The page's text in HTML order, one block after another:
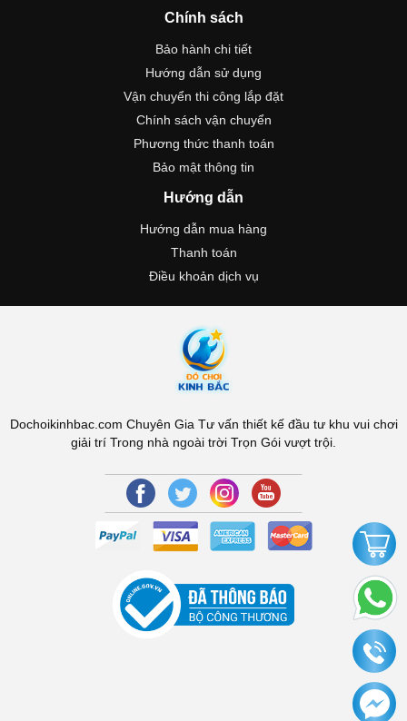
Chính sách
Bảo hành chi tiết
Hướng dẫn sử dụng
Vận chuyển thi công lắp đặt
Chính sách vận chuyển
Phương thức thanh toán
Bảo mật thông tin
Hướng dẫn
Hướng dẫn mua hàng
Thanh toán
Điều khoản dịch vụ
Dochoikinhbac.com Chuyên Gia Tư vấn thiết kế đầu tư khu vui chơi
giải trí Trong nhà ngoài trời Trọn Gói vượt trội.